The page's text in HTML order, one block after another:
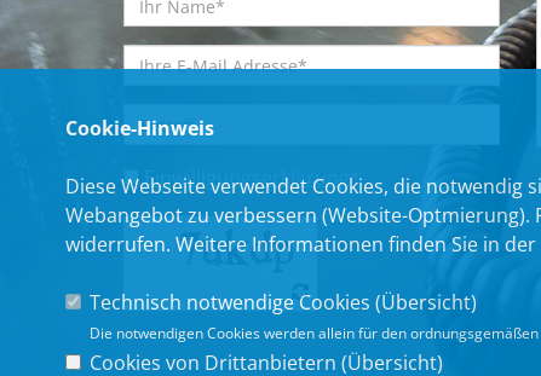
Einwilligungserklärung*
Cookie-Hinweis
Diese Webseite verwendet Cookies, die
Webangebot zu verbessern (Website-
widerrufen. Weitere Informationen finden Sie in der
Technisch notwendige Cookies (Übersicht)
Die notwendigen Cookies werden allein für den
Cookies von Drittanbietern (Übersicht)